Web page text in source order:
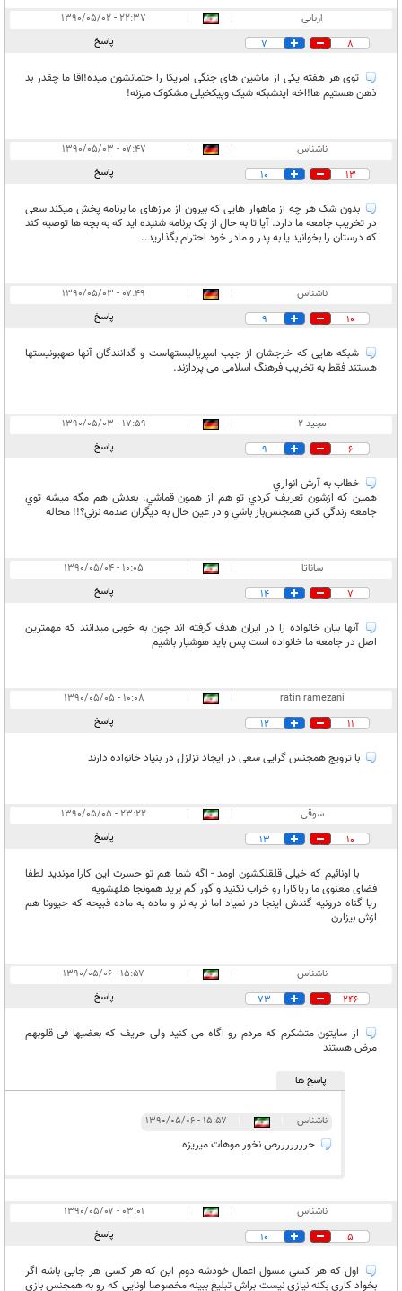
اربابی |
|
۲۲:۳۷ - ۱۳۹۰/۰۵/۰۲
8
7 پاسخ
توی هر هفته یکی از ماشین های جنگی امریکا را حتمانشون میده!اقا ما چقدر بد
ذهن هستیم ها!اخه اینشبکه شیک وپیکخیلی مشکوک میزنه!
ناشناس |
|
۰۷:۴۷ - ۱۳۹۰/۰۵/۰۳
13
10 پاسخ
بدون شک هر چه از ماهوار هایی که بیرون از مرزهای ما برنامه پخش میکند سعی
در تخریب جامعه ما دارد. آیا تا به حال از یک برنامه شنیده اید که به بچه ها توصیه کند
که درستان را بخوانید یا به پدر و مادر خود احترام بگذارید..
ناشناس |
|
۰۷:۴۹ - ۱۳۹۰/۰۵/۰۳
10
9 پاسخ
شبکه هایی که خرجشان از جیب امپریالیستهاست و گدانندگان آنها صهیونیستها
هستند فقط به تخریب فرهنگ اسلامی می پردازند.
مجيد 2 |
|
۱۷:۵۹ - ۱۳۹۰/۰۵/۰۳
6
9 پاسخ
خطاب به آرش انواري
همين كه ازشون تعريف كردي تو هم از همون قماشي. بعدش هم مگه ميشه توي
جامعه زندگي كني همجنس‌باز باشي و در عين حال به ديگران صدمه نزني؟!! محاله
ساناتا |
|
۱۰:۰۵ - ۱۳۹۰/۰۵/۰۴
7
14 پاسخ
آنها بیان خانواده را در ایران هدف گرفته اند چون به خوبی میدانند که مهمترین
اصل در جامعه ما خانواده است پس باید هوشیار باشیم
ratin ramezani
|
|
۱۰:۰۸ - ۱۳۹۰/۰۵/۰۵
11
12 پاسخ
با ترویج همجنس گرایی سعی در ایجاد تزلزل در بنیاد خانواده دارند
سوقی |
|
۲۳:۲۲ - ۱۳۹۰/۰۵/۰۵
10
13 پاسخ
با اونائیم که خیلی قلقلکشون اومد - اگه شما هم تو حسرت این کارا موندید لطفا
فضای معنوی ما ریاکارا رو خراب نکنید و گور گم برید همونجا هلهشویه
ریا گناه درونیه گندش اینجا در نمیاد اما نر به نر و ماده به ماده قبیحه که حیوونا هم
ازش بیزارن
ناشناس |
|
۱۵:۵۷ - ۱۳۹۰/۰۵/۰۶
246
73 پاسخ
از سایتون متشکرم که مردم رو اگاه می کنید ولی حریف که بعضیها فی قلوبهم
مرض هستند
پاسخ ها
ناشناس ۱۵:۵۷ - ۱۳۹۰/۰۵/۰۶
حرررررررص نخور موهات میریزه
ناشناس |
|
۰۳:۰۱ - ۱۳۹۰/۰۵/۰۷
5
10 پاسخ
اول كه هر كسي مسول اعمال خودشه دوم این که هر کسی هر جایی باشه اگر
بخواد کاری بکنه نیازی نیست براش تبلیغ ببینه مخصوصا اونایی که رو به همجنس بازی